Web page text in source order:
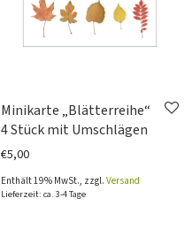
Minikarte „Blätterreihe“
4 Stück mit Umschlägen
€5,00
Enthält 19% MwSt., zzgl. Versand
Lieferzeit: ca. 3-4 Tage